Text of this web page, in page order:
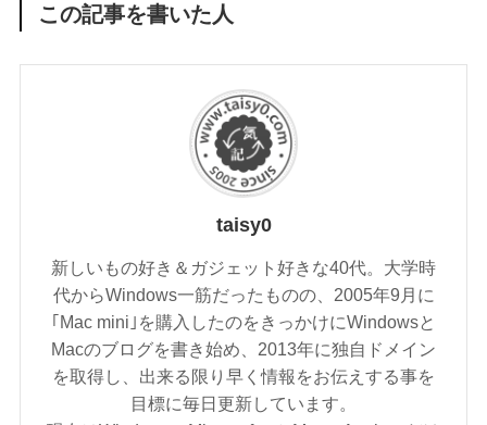
この記事を書いた人
taisy0
新しいもの好き＆ガジェット好きな40代。大学時
代からWindows一筋だったものの、2005年9月に
｢Mac mini｣を購入したのをきっかけにWindowsと
Macのブログを書き始め、2013年に独自ドメイン
を取得し、出来る限り早く情報をお伝えする事を
目標に毎日更新しています。